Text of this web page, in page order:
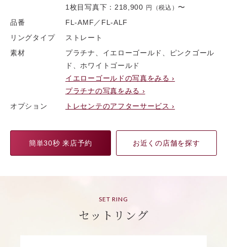
1枚目写真下： 218,900 円（税込） 〜
品番
FL-AMF／FL-ALF
リングタイプ
ストレート
素材
プラチナ、イエローゴールド、ピンクゴール
ド、ホワイトゴールド
イエローゴールドの写真をみる ›
プラチナの写真をみる ›
オプション
トレセンテのアフターサービス ›
簡単30秒 来店予約 お近くの店舗を探す
SET RING
セットリング